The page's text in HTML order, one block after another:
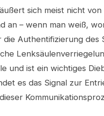
sich meist nicht
an – wenn man weiß,
die Authentifizierung
und ist ein wichtiges
es das Signal zur